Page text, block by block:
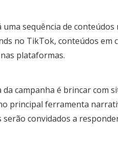
uma sequência de
no TikTok, conteúdos em
plataformas.
campanha é brincar com
principal ferramenta
convidados a